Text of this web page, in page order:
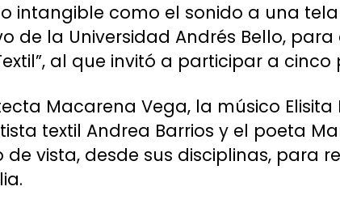
intangible como el sonido a una
de la Universidad Andrés Bello,
al que invitó a participar a cinco
Macarena Vega, la músico Elisita
textil Andrea Barrios y el poeta
vista, desde sus disciplinas, para